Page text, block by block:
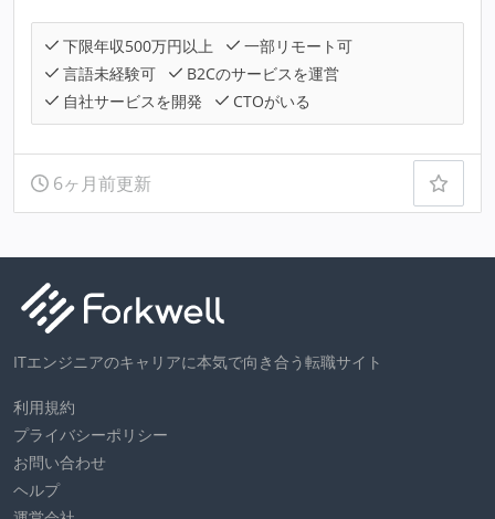
下限年収500万円以上
一部リモート可
言語未経験可
B2Cのサービスを運営
自社サービスを開発
CTOがいる
6ヶ月前更新
ITエンジニアのキャリアに本気で向き合う転職サイト
利用規約
プライバシーポリシー
お問い合わせ
ヘルプ